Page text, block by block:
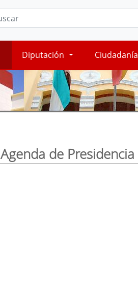
Diputación Ciudadanía
Agenda de Presidencia